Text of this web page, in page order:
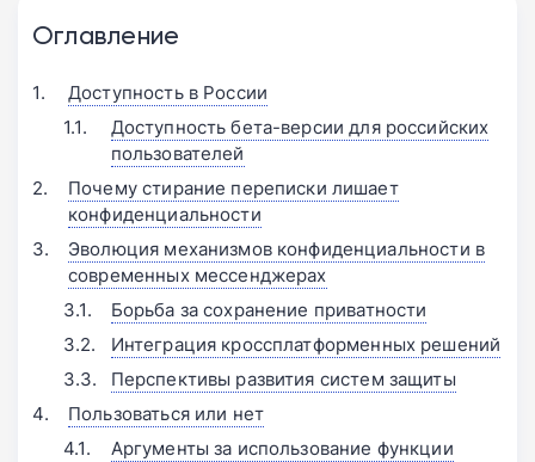
Оглавление
Доступность в России
Доступность бета-версии для российских
пользователей
Почему стирание переписки лишает
конфиденциальности
Эволюция механизмов конфиденциальности в
современных мессенджерах
Борьба за сохранение приватности
Интеграция кроссплатформенных решений
Перспективы развития систем защиты
Пользоваться или нет
Аргументы за использование функции